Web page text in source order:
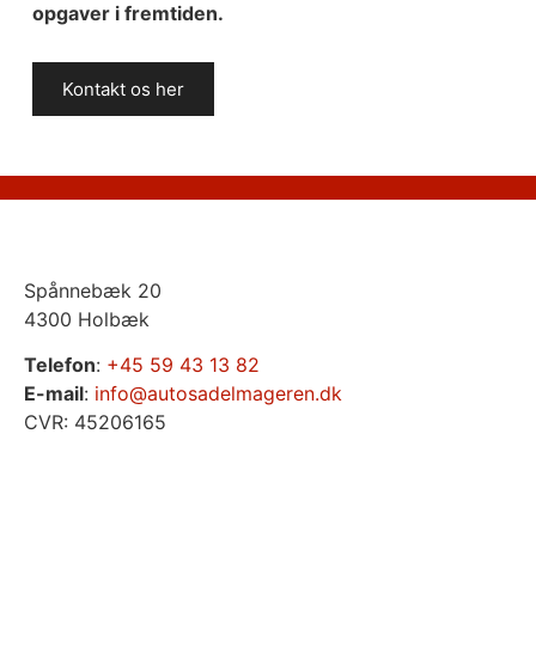
opgaver i fremtiden.
Kontakt os her
Spånnebæk 20
4300 Holbæk
Telefon: +45 59 43 13 82
E-mail: info@autosadelmageren.dk
CVR: 45206165